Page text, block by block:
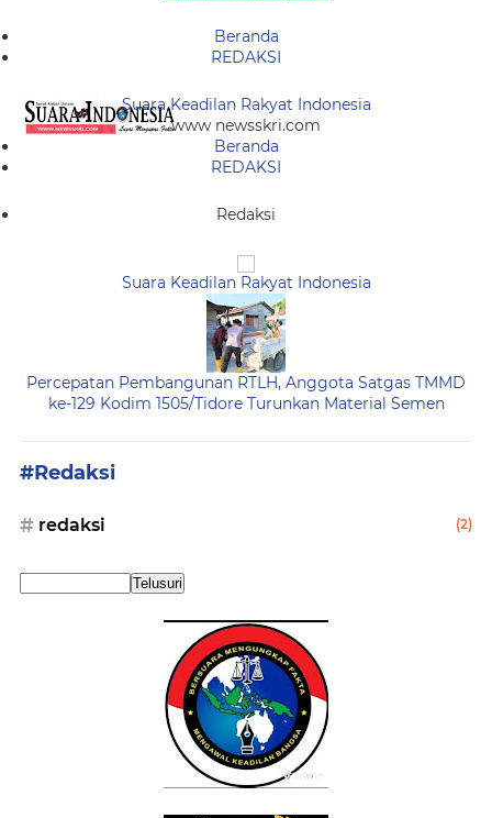
Beranda
REDAKSI
Suara Keadilan Rakyat Indonesia
www newsskri.com
Beranda
REDAKSI
Redaksi
Suara Keadilan Rakyat Indonesia
Percepatan Pembangunan RTLH, Anggota Satgas TMMD
ke-129 Kodim 1505/Tidore Turunkan Material Semen
#Redaksi
redaksi (2)